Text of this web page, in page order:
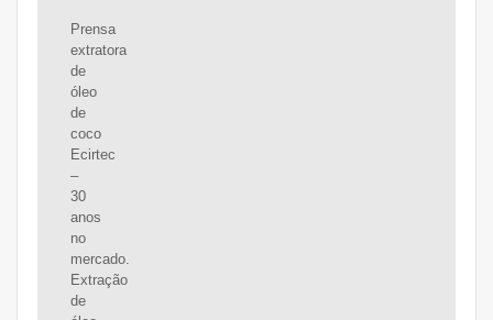
Prensa
extratora
de
óleo
de
coco
Ecirtec
–
30
anos
no
mercado.
Extração
de